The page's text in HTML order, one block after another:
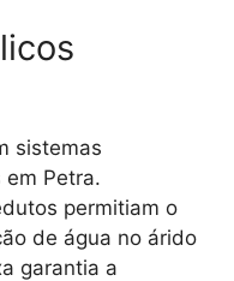
sistemas
em Petra.
permitiam o
de água no árido
garantia a